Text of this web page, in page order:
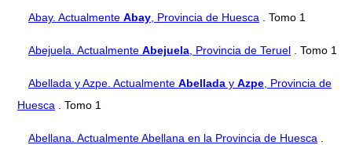
Abay. Actualmente Abay , Provincia de Huesca . Tomo 1
Abejuela. Actualmente Abejuela , Provincia de Teruel . Tomo 1
Abellada y Azpe. Actualmente Abellada y Azpe , Provincia de
Huesca . Tomo 1
Abellana. Actualmente Abellana en la Provincia de Huesca